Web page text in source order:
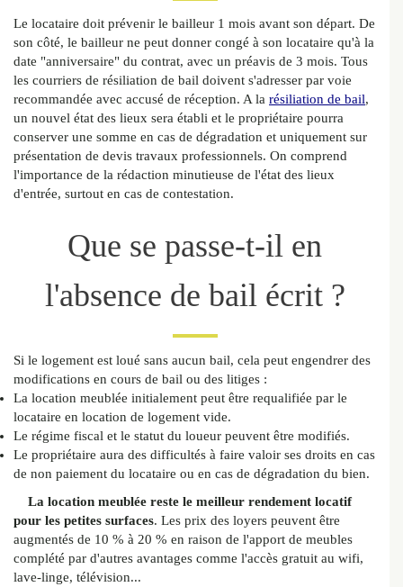
Le locataire doit prévenir le bailleur 1 mois avant son départ. De
son côté, le bailleur ne peut donner congé à son locataire qu'à la
date "anniversaire" du contrat, avec un préavis de 3 mois. Tous
les courriers de résiliation de bail doivent s'adresser par voie
recommandée avec accusé de réception. A la résiliation de bail,
un nouvel état des lieux sera établi et le propriétaire pourra
conserver une somme en cas de dégradation et uniquement sur
présentation de devis travaux professionnels. On comprend
l'importance de la rédaction minutieuse de l'état des lieux
d'entrée, surtout en cas de contestation.
Que se passe-t-il en
l'absence de bail écrit ?
Si le logement est loué sans aucun bail, cela peut engendrer des
modifications en cours de bail ou des litiges :
La location meublée initialement peut être requalifiée par le
locataire en location de logement vide.
Le régime fiscal et le statut du loueur peuvent être modifiés.
Le propriétaire aura des difficultés à faire valoir ses droits en cas
de non paiement du locataire ou en cas de dégradation du bien.
La location meublée reste le meilleur rendement locatif
pour les petites surfaces. Les prix des loyers peuvent être
augmentés de 10 % à 20 % en raison de l'apport de meubles
complété par d'autres avantages comme l'accès gratuit au wifi,
lave-linge, télévision...